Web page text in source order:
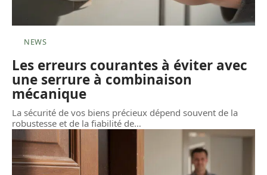
NEWS
Les erreurs courantes à éviter avec
une serrure à combinaison
mécanique
La sécurité de vos biens précieux dépend souvent de la
robustesse et de la fiabilité de…